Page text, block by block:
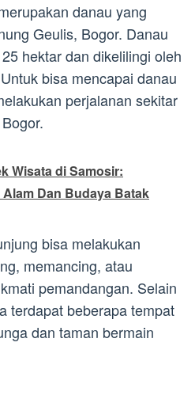
danau yang
Geulis, Bogor. Danau
hektar dan dikelilingi oleh
bisa mencapai danau
perjalanan sekitar
Wisata di Samosir:
Dan Budaya Batak
bisa melakukan
memancing, atau
pemandangan. Selain
terdapat beberapa tempat
dan taman bermain